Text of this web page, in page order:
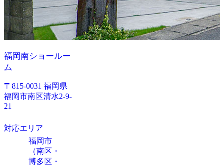
福岡南ショールー
ム
〒815-0031 福岡県
福岡市南区清水2-9-
21
対応エリア
福岡市
（南区・
博多区・